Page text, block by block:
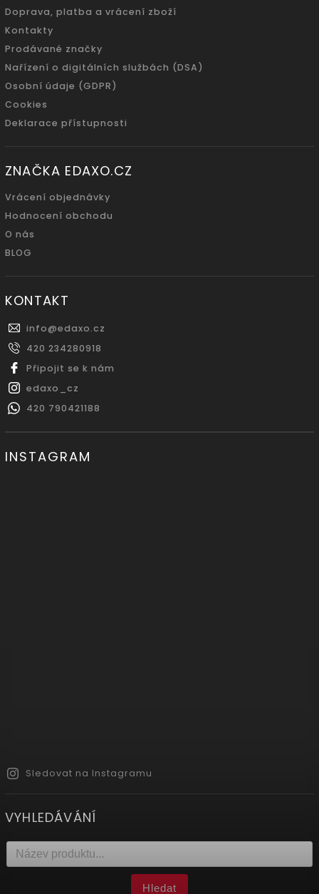
Doprava, platba a vrácení zboží
Kontakty
Prodávané značky
Nařízení o digitálních službách (DSA)
Osobní údaje (GDPR)
Cookies
Deklarace přístupnosti
ZNAČKA EDAXO.CZ
Vrácení objednávky
Hodnocení obchodu
O nás
BLOG
KONTAKT
info@edaxo.cz
420 234280918
Připojit se k nám
edaxo_cz
420 790421188
INSTAGRAM
Sledovat na Instagramu
VYHLEDÁVÁNÍ
Hledat